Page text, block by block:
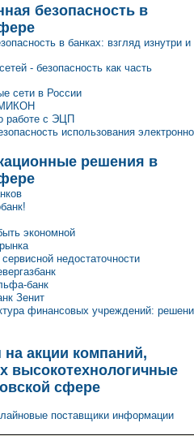
безопасность в
в банках: взгляд изнутри и
- безопасность как часть
сети в России
работе с ЭЦП
использования
решения в
экономной
сервисной недостаточности
банк
Зенит
финансовых учреждений:
акции компаний,
высокотехнологичные
сфере
поставщики информации